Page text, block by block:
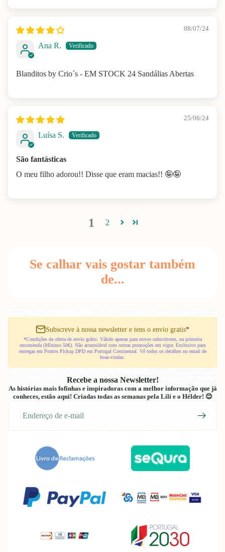
08/07/24
Ana R.
Blanditos by Crio´s - EM STOCK 24 Sandálias Abertas
25/06/24
Luísa S.
São fantásticas
O meu filho adorou!! Disse que eram macias!! 🤪🤪
1 2
Se calhar vais gostar também
de...
Subscreve à nossa newsletter e tens o envio gratis*
*Condições da oferta de envio grátis: Válido apenas para novos subscritores, na primeira
encomenda (Mínimo 50€). Não acumulável com outras promoções em vigor. Exclusivo para
entregas em Pontos Pickup DPD em Portugal Continental. Vê todos os detalhes no email de
boas-vindas.
Recebe a nossa Newsletter!
As histórias mais fofinhas e inspiradoras com a melhor informação que já
conheces, estão aqui! Criadas todas as semanas pela Lili e o Hélder! 😊